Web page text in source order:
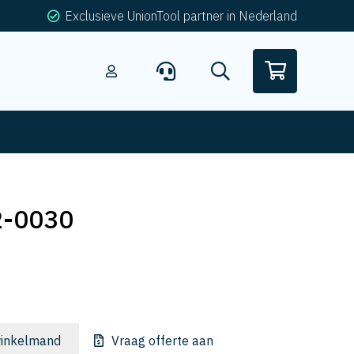
Exclusieve UnionTool partner in Nederland
0030
Vraag offerte aan